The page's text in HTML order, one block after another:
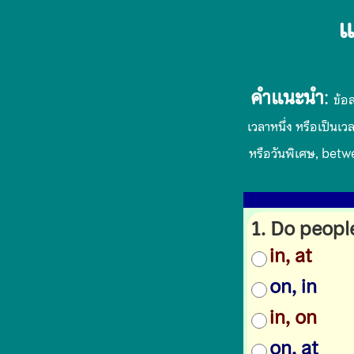
คำแนะนำ: ข้อ
เวลาหนึ่ง หรือเป็น
หรือวันพิเศษ,
1. Do
in, at
on, in
in, on